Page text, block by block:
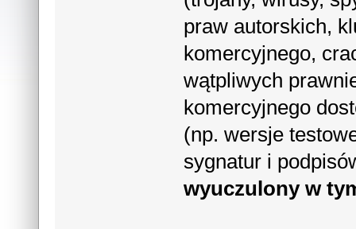
praw autorskich,
komercyjnego,
wątpliwych
komercyjnego
(np. wersje
sygnatur i
wyuczulony w